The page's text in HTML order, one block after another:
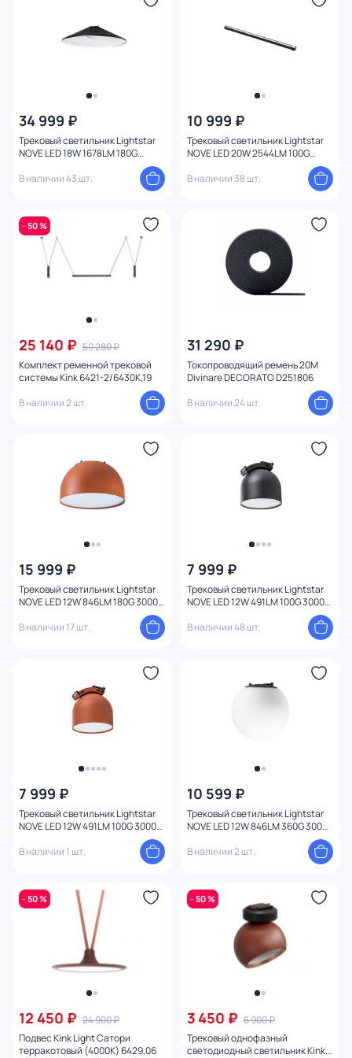
34 999 ₽
Трековый светильник Lightstar
NOVE LED 18W 1678LM 180G
В наличии 43 шт.
10 999 ₽
Трековый светильник Lightstar
NOVE LED 20W 2544LM 100G
В наличии 38 шт.
- 50 %
25 140 ₽ 50 280 ₽
Комплект ременной трековой
системы Kink 6421-2/6430K,19
В наличии 2 шт.
31 290 ₽
Токопроводящий ремень 20М
Divinare DECORATO D251806
В наличии 24 шт.
15 999 ₽
Трековый светильник Lightstar
NOVE LED 12W 846LM 180G 3000K
В наличии 17 шт.
7 999 ₽
Трековый светильник Lightstar
NOVE LED 12W 491LM 100G 3000K
В наличии 48 шт.
7 999 ₽
Трековый светильник Lightstar
NOVE LED 12W 491LM 100G 3000K
В наличии 1 шт.
10 599 ₽
Трековый светильник Lightstar
NOVE LED 12W 846LM 360G 3000K
В наличии 2 шт.
- 50 %
12 450 ₽ 24 900 ₽
Подвес Kink Light Сатори
терракотовый (4000K) 6429,06
- 50 %
3 450 ₽ 6 900 ₽
Трековый однофазный
светодиодный светильник Kink